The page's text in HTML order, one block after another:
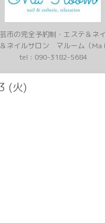
市の完全予約制・エステ＆ネ
ネイルサロン マルーム（Ma
tel : 090-3182-5684
(火)